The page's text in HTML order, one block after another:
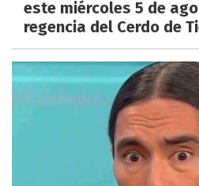
este miércoles 5 de
regencia del Cerdo de